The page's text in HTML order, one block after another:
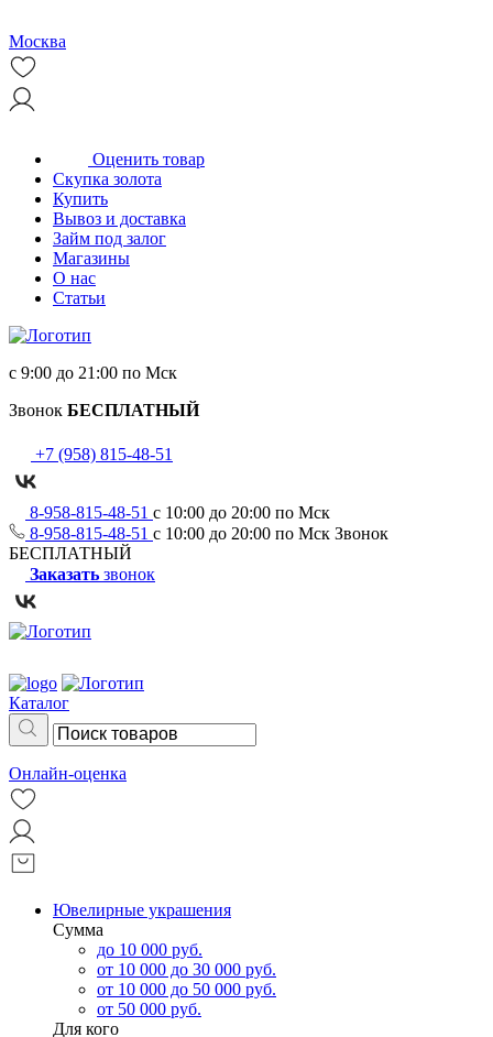
Москва
Оценить товар
Скупка золота
Купить
Вывоз и доставка
Займ под залог
Магазины
О нас
Статьи
с 9:00 до 21:00 по Мск
Звонок БЕСПЛАТНЫЙ
+7 (958) 815-48-51
8-958-815-48-51 с 10:00 до 20:00 по Мск
8-958-815-48-51 с 10:00 до 20:00 по Мск Звонок
БЕСПЛАТНЫЙ
Заказать звонок
Каталог
Онлайн-оценка
Ювелирные украшения
Сумма
до 10 000 руб.
от 10 000 до 30 000 руб.
от 10 000 до 50 000 руб.
от 50 000 руб.
Для кого